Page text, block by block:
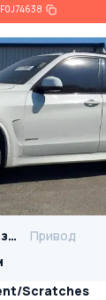
4.4л / Бензин Привод
Scratches